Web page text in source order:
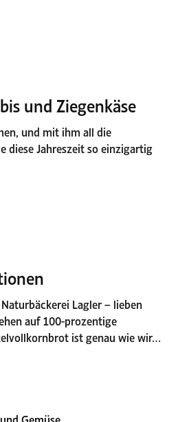
und Ziegenkäse
und mit ihm all die
diese Jahreszeit so einzigartig
Lagler – lieben
auf 100-prozentige
ist genau wie wir…